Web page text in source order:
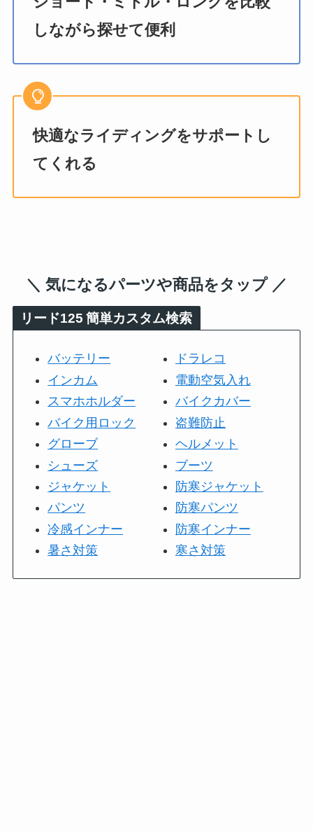
しながら探せて便利
快適なライディングをサポートし
てくれる
＼ 気になるパーツや商品をタップ ／
リード125 簡単カスタム検索
バッテリー
インカム
スマホホルダー
バイク用ロック
グローブ
シューズ
ジャケット
パンツ
冷感インナー
暑さ対策
ドラレコ
電動空気入れ
バイクカバー
盗難防止
ヘルメット
ブーツ
防寒ジャケット
防寒パンツ
防寒インナー
寒さ対策